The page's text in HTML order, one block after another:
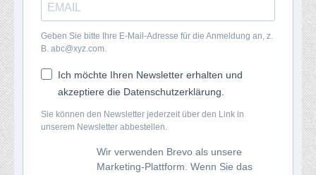
Geben Sie bitte Ihre E-Mail-Adresse für die Anmeldung an, z.
B. abc@xyz.com.
Ich möchte Ihren Newsletter erhalten und
akzeptiere die Datenschutzerklärung.
Sie können den Newsletter jederzeit über den Link in
unserem Newsletter abbestellen.
Wir verwenden Brevo als unsere
Marketing-Plattform. Wenn Sie das